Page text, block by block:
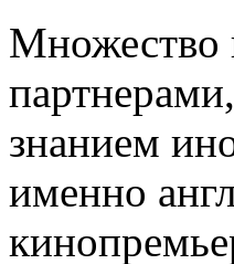
Множество
знанием
именно